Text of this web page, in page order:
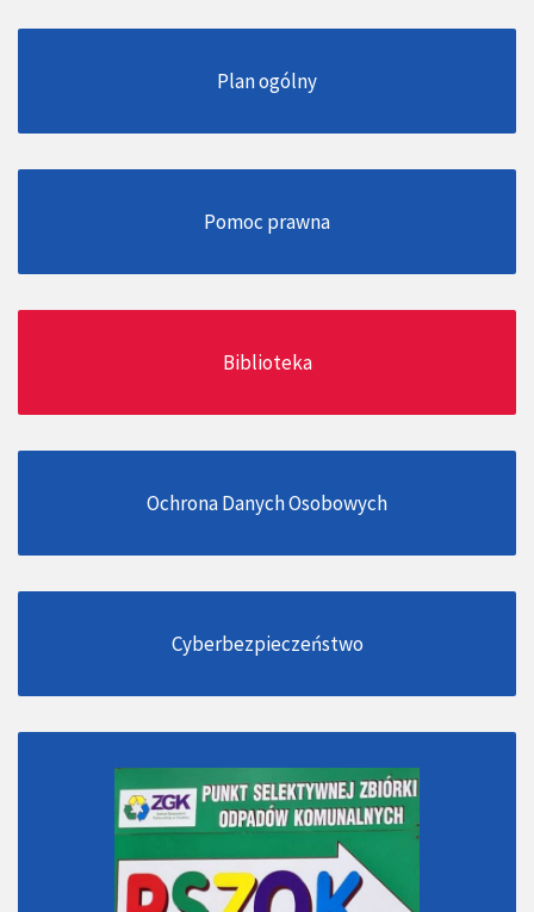
Plan ogólny
Pomoc prawna
Biblioteka
Ochrona Danych Osobowych
Cyberbezpieczeństwo